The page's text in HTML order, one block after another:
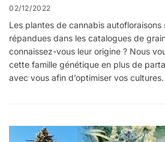
02/12/2022
Les plantes de cannabis autofloraisons
répandues dans les catalogues de
connaissez-vous leur origine ? Nous
cette famille génétique en plus de
avec vous afin d’optimiser vos cultures.